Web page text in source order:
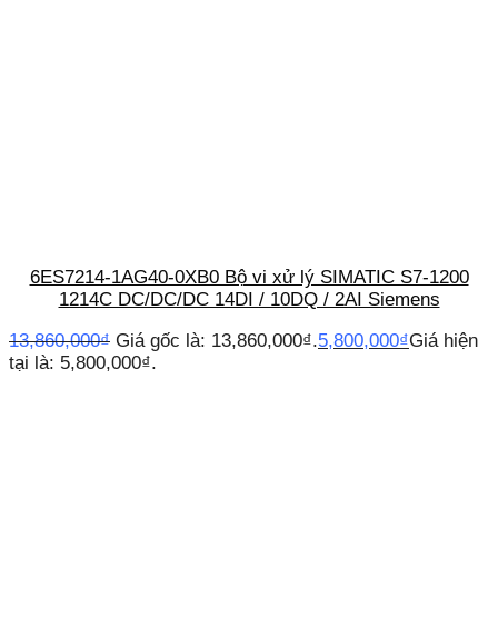
6ES7214-1AG40-0XB0 Bộ vi xử lý SIMATIC S7-1200
1214C DC/DC/DC 14DI / 10DQ / 2AI Siemens
13,860,000₫ Giá gốc là: 13,860,000₫.5,800,000₫Giá hiện
tại là: 5,800,000₫.